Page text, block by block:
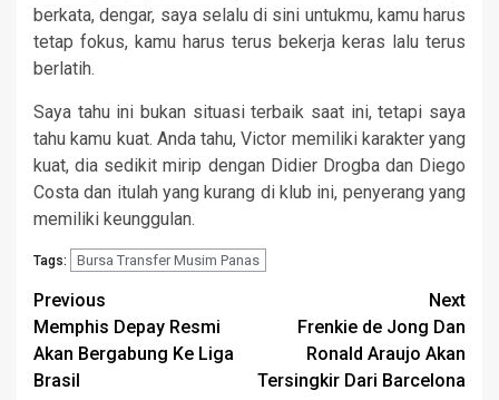
berkata, dengar, saya selalu di sini untukmu, kamu harus
tetap fokus, kamu harus terus bekerja keras lalu terus
berlatih.
Saya tahu ini bukan situasi terbaik saat ini, tetapi saya
tahu kamu kuat. Anda tahu, Victor memiliki karakter yang
kuat, dia sedikit mirip dengan Didier Drogba dan Diego
Costa dan itulah yang kurang di klub ini, penyerang yang
memiliki keunggulan.
Tags: Bursa Transfer Musim Panas
Continue
Reading
Previous
Memphis Depay Resmi
Akan Bergabung Ke Liga
Brasil
Next
Frenkie de Jong Dan
Ronald Araujo Akan
Tersingkir Dari Barcelona